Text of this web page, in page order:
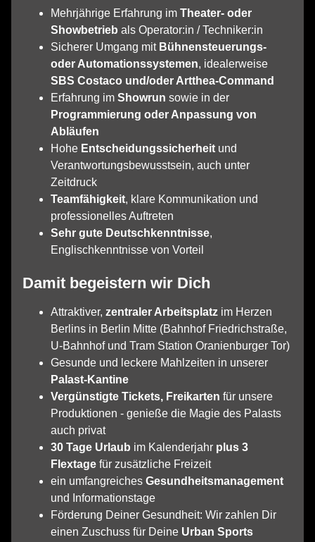
Mehrjährige Erfahrung im Theater‑ oder
Showbetrieb als Operator:in / Techniker:in
Sicherer Umgang mit Bühnensteuerungs‑
oder Automationssystemen, idealerweise
SBS Costaco und/oder Artthea‑Command
Erfahrung im Showrun sowie in der
Programmierung oder Anpassung von
Abläufen
Hohe Entscheidungssicherheit und
Verantwortungsbewusstsein, auch unter
Zeitdruck
Teamfähigkeit, klare Kommunikation und
professionelles Auftreten
Sehr gute Deutschkenntnisse,
Englischkenntnisse von Vorteil
Damit begeistern wir Dich
Attraktiver, zentraler Arbeitsplatz im Herzen
Berlins in Berlin Mitte (Bahnhof Friedrichstraße,
U-Bahnhof und Tram Station Oranienburger Tor)
Gesunde und leckere Mahlzeiten in unserer
Palast-Kantine
Vergünstigte Tickets, Freikarten für unsere
Produktionen - genieße die Magie des Palasts
auch privat
30 Tage Urlaub im Kalenderjahr plus 3
Flextage für zusätzliche Freizeit
ein umfangreiches Gesundheitsmanagement
und Informationstage
Förderung Deiner Gesundheit: Wir zahlen Dir
einen Zuschuss für Deine Urban Sports